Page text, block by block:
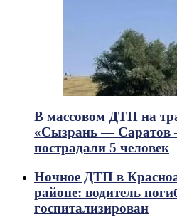
В массовом ДТП на
«Сызрань — Саратов
пострадали 5 человек
Ночное ДТП в
районе: водитель
госпитализирован